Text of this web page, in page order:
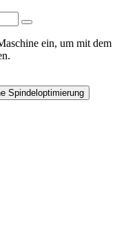
ein, um mit dem
Spindeloptimierung